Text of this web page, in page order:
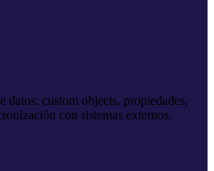
datos: custom objects, propiedades,
con sistemas externos.